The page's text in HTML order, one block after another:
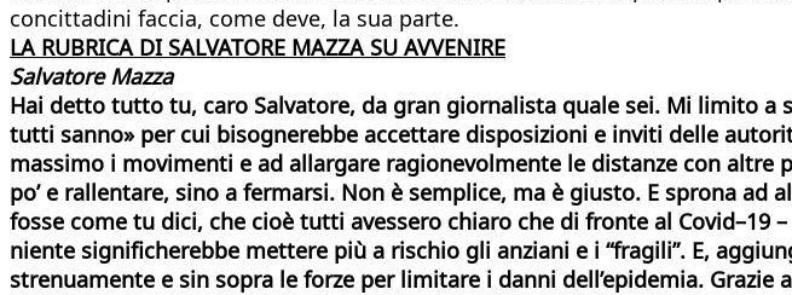
concittadini faccia, come deve, la sua parte.
LA RUBRICA DI SALVATORE MAZZA SU AVVENIRE
Salvatore Mazza
Hai detto tutto tu, caro Salvatore, da gran giornalista quale sei. Mi limito a
tutti sanno» per cui bisognerebbe accettare disposizioni e inviti delle
massimo i movimenti e ad allargare ragionevolmente le distanze con altre
po’ e rallentare, sino a fermarsi. Non è semplice, ma è giusto. E sprona ad
fosse come tu dici, che cioè tutti avessero chiaro che di fronte al Covid–19
niente significherebbe mettere più a rischio gli anziani e i “fragili”. E,
strenuamente e sin sopra le forze per limitare i danni dell’epidemia. Grazie